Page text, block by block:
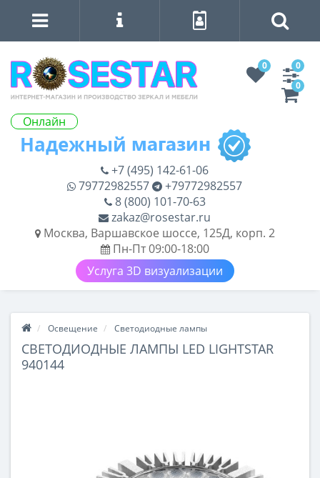
Онлайн
0
0
0
+7 (495) 142-61-06
79772982557
+79772982557
8 (800) 101-70-63
zakaz@rosestar.ru
Москва, Варшавское шоссе, 125Д, корп. 2
Пн-Пт 09:00-18:00
Услуга 3D визуализации
Освещение Светодиодные лампы
СВЕТОДИОДНЫЕ ЛАМПЫ LED LIGHTSTAR
940144